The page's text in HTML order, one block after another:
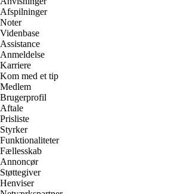
Afspilninger
Noter
Videnbase
Assistance
Anmeldelse
Karriere
Kom med et tip
Medlem
Brugerprofil
Aftale
Prisliste
Styrker
Funktionaliteter
Fællesskab
Annoncør
Støttegiver
Henviser